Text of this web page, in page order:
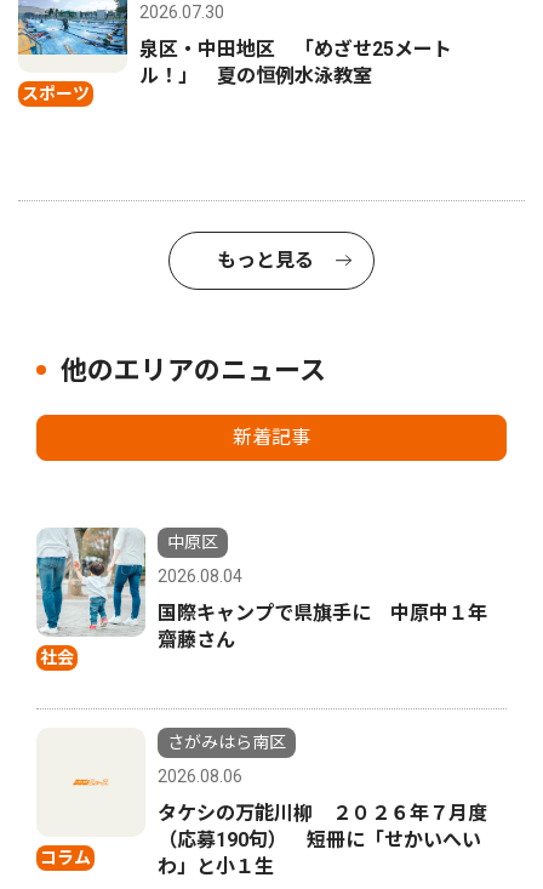
スポーツ
2026.07.30
泉区・中田地区 「めざせ25メート
ル！」 夏の恒例水泳教室
もっと見る
他のエリアのニュース
新着記事
社会
中原区
2026.08.04
国際キャンプで県旗手に 中原中１年
齋藤さん
コラム
さがみはら南区
2026.08.06
タケシの万能川柳 ２０２６年７月度
（応募190句） 短冊に「せかいへい
わ」と小１生